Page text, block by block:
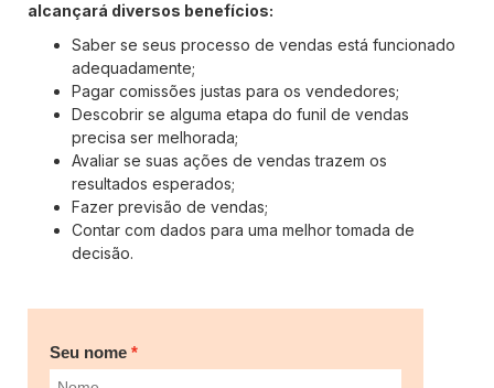
alcançará diversos benefícios:
Saber se seus processo de vendas está funcionado
adequadamente;
Pagar comissões justas para os vendedores;
Descobrir se alguma etapa do funil de vendas
precisa ser melhorada;
Avaliar se suas ações de vendas trazem os
resultados esperados;
Fazer previsão de vendas;
Contar com dados para uma melhor tomada de
decisão.
Seu nome